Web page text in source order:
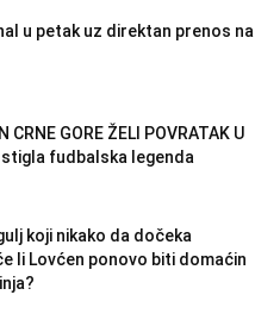
u petak uz direktan prenos na
CRNE GORE ŽELI POVRATAK U
stigla fudbalska legenda
koji nikako da dočeka
li Lovćen ponovo biti domaćin